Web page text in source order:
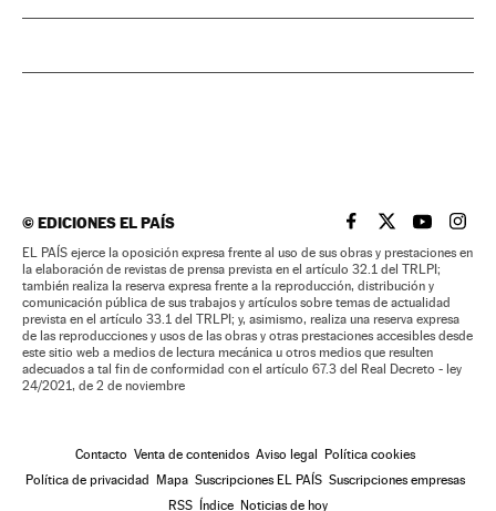
©EDICIONES EL PAÍS EL PAÍS BRASIL EN
EL PAÍSEL PAÍS
EL
EL PAÍS ejerce la oposición expresa frente al uso de sus obras y prestaciones en
la elaboración de revistas de prensa prevista en el artículo 32.1 del TRLPI;
también realiza la reserva expresa frente a la reproducción, distribución y
comunicación pública de sus trabajos y artículos sobre temas de actualidad
prevista en el artículo 33.1 del TRLPI; y, asimismo, realiza una reserva expresa
de las reproducciones y usos de las obras y otras prestaciones accesibles desde
este sitio web a medios de lectura mecánica u otros medios que resulten
adecuados a tal fin de conformidad con el artículo 67.3 del Real Decreto - ley
24/2021, de 2 de noviembre
Contacto Venta de contenidos Aviso legal
Política cookies
Política de privacidad
Mapa Suscripciones EL PAÍS Suscripciones empresas
RSS
Índice Noticias de hoy